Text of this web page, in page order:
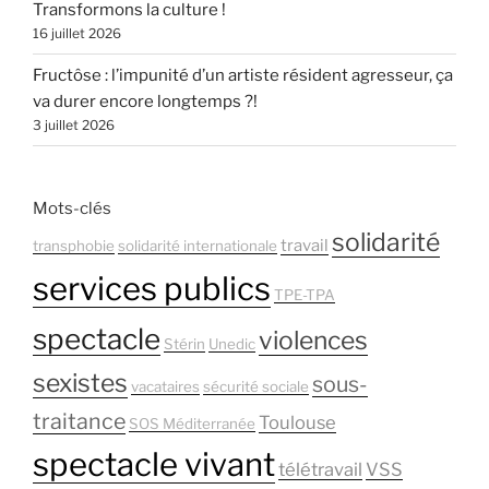
Transformons la culture !
16 juillet 2026
Fructôse : l’impunité d’un artiste résident agresseur, ça
va durer encore longtemps ?!
3 juillet 2026
Mots-clés
transphobie solidarité internationale travail solidarité
services publics TPE-TPA
spectacle Stérin Unedicviolences
sexistes vacataires sécurité sociale sous-
traitance SOS Méditerranée Toulouse
spectacle vivanttélétravail VSS